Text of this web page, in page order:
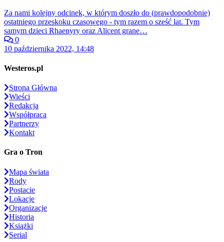
Za nami kolejny odcinek, w którym doszło do (prawdopodobnie)
ostatniego przeskoku czasowego - tym razem o sześć lat. Tym
samym dzieci Rhaenyry oraz Alicent grane…
0
10 października 2022, 14:48
Westeros.pl
Strona Główna
Wieści
Redakcja
Współpraca
Partnerzy
Kontakt
Gra o Tron
Mapa świata
Rody
Postacie
Lokacje
Organizacje
Historia
Książki
Serial